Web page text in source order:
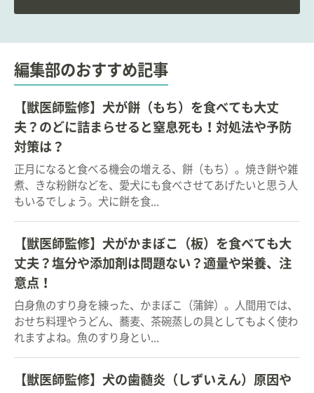
編集部のおすすめ記事
【獣医師監修】犬が餅（もち）を食べても大丈
夫？のどに詰まらせると窒息死も！対処法や予防
対策は？
正月になると食べる機会の増える、餅（もち）。焼き餅や雑
煮、きな粉餅などを、愛犬にも食べさせてあげたいと思う人
もいるでしょう。犬に餅を食...
【獣医師監修】犬がかまぼこ（板）を食べても大
丈夫？塩分や添加剤は問題ない？適量や栄養、注
意点！
白身魚のすり身を練った、かまぼこ（蒲鉾）。人間用では、
おせち料理やうどん、蕎麦、茶碗蒸しの具としてもよく使わ
れますよね。魚のすり身とい...
【獣医師監修】犬の歯髄炎（しずいえん）原因や